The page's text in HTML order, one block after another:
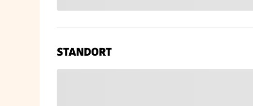
STANDORT